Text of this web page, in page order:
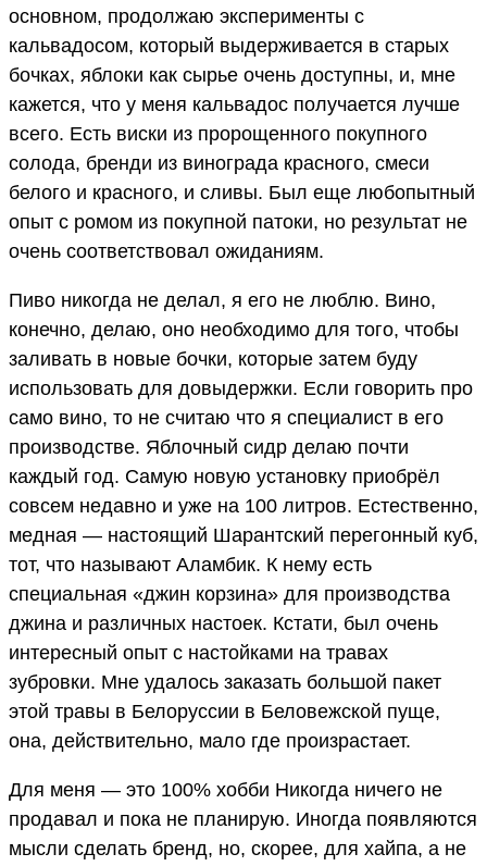
основном, продолжаю эксперименты с
кальвадосом, который выдерживается в старых
бочках, яблоки как сырье очень доступны, и, мне
кажется, что у меня кальвадос получается лучше
всего. Есть виски из пророщенного покупного
солода, бренди из винограда красного, смеси
белого и красного, и сливы. Был еще любопытный
опыт с ромом из покупной патоки, но результат не
очень соответствовал ожиданиям.
Пиво никогда не делал, я его не люблю. Вино,
конечно, делаю, оно необходимо для того, чтобы
заливать в новые бочки, которые затем буду
использовать для довыдержки. Если говорить про
само вино, то не считаю что я специалист в его
производстве. Яблочный сидр делаю почти
каждый год. Самую новую установку приобрёл
совсем недавно и уже на 100 литров. Естественно,
медная — настоящий Шарантский перегонный куб,
тот, что называют Аламбик. К нему есть
специальная «джин корзина» для производства
джина и различных настоек. Кстати, был очень
интересный опыт с настойками на травах
зубровки. Мне удалось заказать большой пакет
этой травы в Белоруссии в Беловежской пуще,
она, действительно, мало где произрастает.
Для меня — это 100% хобби Никогда ничего не
продавал и пока не планирую. Иногда появляются
мысли сделать бренд, но, скорее, для хайпа, а не